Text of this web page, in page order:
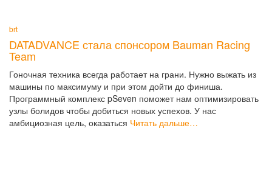
brt
DATADVANCE стала спонсором Bauman Racing
Team
Гоночная техника всегда работает на грани. Нужно выжать из
машины по максимуму и при этом дойти до финиша.
Программный комплекс pSeven поможет нам оптимизировать
узлы болидов чтобы добиться новых успехов. У нас
амбициозная цель, оказаться Читать дальше…